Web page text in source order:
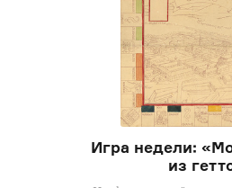
Игра недели:
из